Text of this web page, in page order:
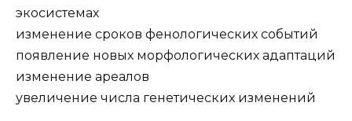
экосистемах
изменение сроков фенологических событий
появление новых морфологических адаптаций
изменение ареалов
увеличение числа генетических изменений